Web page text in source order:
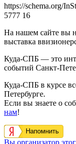
https://schema.org/
5777 16
На нашем сайте вы
выставка
Куда-СПБ — это
событий Санкт-
Куда-СПБ в курсе
Петербурге.
Если вы знаете о
нам!
Напомнить
Вы организатор